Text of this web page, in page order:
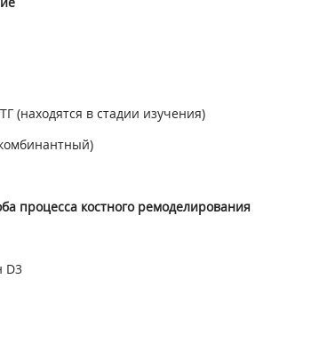
(находятся в стадии изучения)
процесса костного ремоделирования
D3